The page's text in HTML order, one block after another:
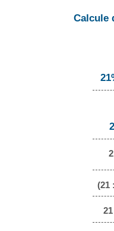
Calcule
(21